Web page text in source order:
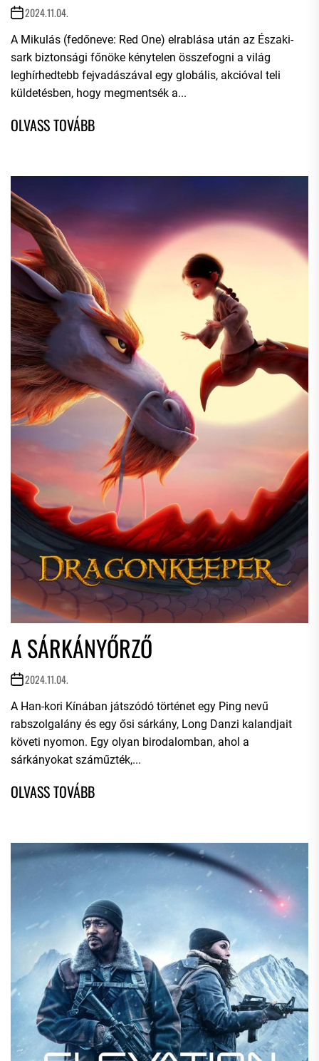
2024.11.04.
A Mikulás (fedőneve: Red One) elrablása után az Északi-
sark biztonsági főnöke kénytelen összefogni a világ
leghírhedtebb fejvadászával egy globális, akcióval teli
küldetésben, hogy megmentsék a...
A SÁRKÁNYŐRZŐ
2024.11.04.
A Han-kori Kínában játszódó történet egy Ping nevű
rabszolgalány és egy ősi sárkány, Long Danzi kalandjait
követi nyomon. Egy olyan birodalomban, ahol a
sárkányokat száműzték,...